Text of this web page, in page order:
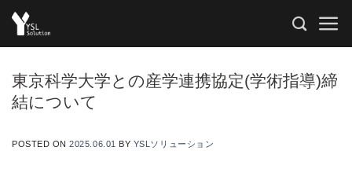
Skip
東京科学大学との産学連携協定(学術指導)締
結について
POSTED ON2025.06.01 BY YSLソリューション